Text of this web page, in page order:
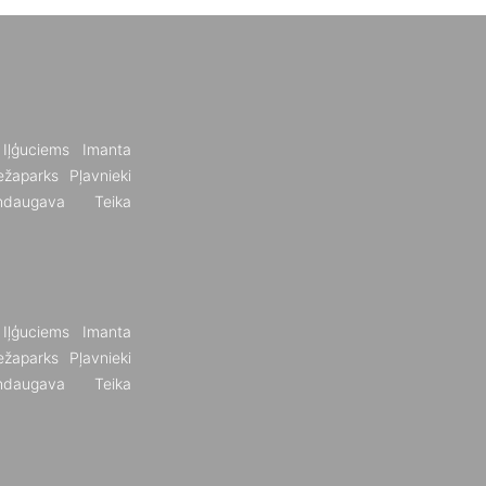
Iļģuciems
Imanta
Pļavnieki
Teika
Iļģuciems
Imanta
Pļavnieki
Teika